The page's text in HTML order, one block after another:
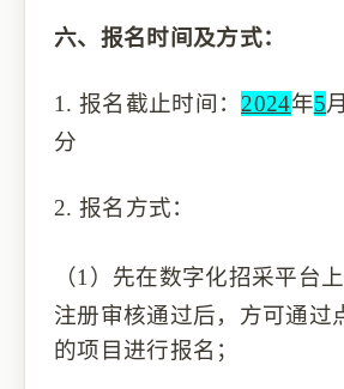
六、 报名时间及方式：
1. 报名截止时间： 2024年5月
分
2. 报名方式：
（1） 先在数字化招采平台
注册审核通过后，方可通过
的项目进行报名 ；